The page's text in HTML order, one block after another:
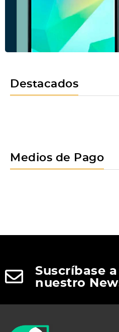
Destacados
Medios de Pago
Suscríbase a
nuestro